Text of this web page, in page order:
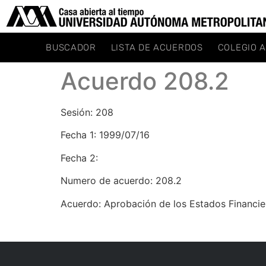
BUSCADOR LISTA DE ACUERDOS COLEGIO
Acuerdo 208.2
Sesión: 208
Fecha 1: 1999/07/16
Fecha 2:
Numero de acuerdo: 208.2
Acuerdo: Aprobación de los Estados